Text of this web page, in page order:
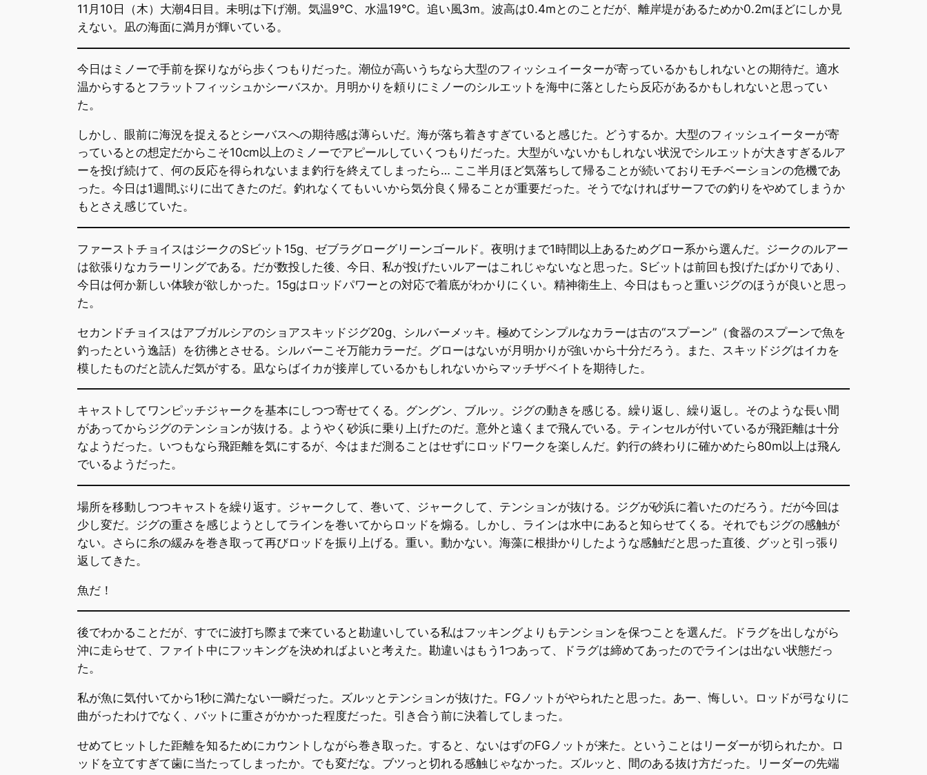
11月10日（木）大潮4日目。未明は下げ潮。気温9℃、水温19℃。追い風3m。波高は0.4mとのことだが、離岸堤があるためか0.2mほどにしか見
えない。凪の海面に満月が輝いている。
今日はミノーで手前を探りながら歩くつもりだった。潮位が高いうちなら大型のフィッシュイーターが寄っているかもしれないとの期待だ。適水
温からするとフラットフィッシュかシーバスか。月明かりを頼りにミノーのシルエットを海中に落としたら反応があるかもしれないと思ってい
た。
しかし、眼前に海況を捉えるとシーバスへの期待感は薄らいだ。海が落ち着きすぎていると感じた。どうするか。大型のフィッシュイーターが寄
っているとの想定だからこそ10cm以上のミノーでアピールしていくつもりだった。大型がいないかもしれない状況でシルエットが大きすぎるルア
ーを投げ続けて、何の反応を得られないまま釣行を終えてしまったら… ここ半月ほど気落ちして帰ることが続いておりモチベーションの危機であ
った。今日は1週間ぶりに出てきたのだ。釣れなくてもいいから気分良く帰ることが重要だった。そうでなければサーフでの釣りをやめてしまうか
もとさえ感じていた。
ファーストチョイスはジークのSビット15g、ゼブラグローグリーンゴールド。夜明けまで1時間以上あるためグロー系から選んだ。ジークのルアー
は欲張りなカラーリングである。だが数投した後、今日、私が投げたいルアーはこれじゃないなと思った。Sビットは前回も投げたばかりであり、
今日は何か新しい体験が欲しかった。15gはロッドパワーとの対応で着底がわかりにくい。精神衛生上、今日はもっと重いジグのほうが良いと思っ
た。
セカンドチョイスはアブガルシアのショアスキッドジグ20g、シルバーメッキ。極めてシンプルなカラーは古の“スプーン”（食器のスプーンで魚を
釣ったという逸話）を彷彿とさせる。シルバーこそ万能カラーだ。グローはないが月明かりが強いから十分だろう。また、スキッドジグはイカを
模したものだと読んだ気がする。凪ならばイカが接岸しているかもしれないからマッチザベイトを期待した。
キャストしてワンピッチジャークを基本にしつつ寄せてくる。グングン、ブルッ。ジグの動きを感じる。繰り返し、繰り返し。そのような長い間
があってからジグのテンションが抜ける。ようやく砂浜に乗り上げたのだ。意外と遠くまで飛んでいる。ティンセルが付いているが飛距離は十分
なようだった。いつもなら飛距離を気にするが、今はまだ測ることはせずにロッドワークを楽しんだ。釣行の終わりに確かめたら80m以上は飛ん
でいるようだった。
場所を移動しつつキャストを繰り返す。ジャークして、巻いて、ジャークして、テンションが抜ける。ジグが砂浜に着いたのだろう。だが今回は
少し変だ。ジグの重さを感じようとしてラインを巻いてからロッドを煽る。しかし、ラインは水中にあると知らせてくる。それでもジグの感触が
ない。さらに糸の緩みを巻き取って再びロッドを振り上げる。重い。動かない。海藻に根掛かりしたような感触だと思った直後、グッと引っ張り
返してきた。
魚だ！
後でわかることだが、すでに波打ち際まで来ていると勘違いしている私はフッキングよりもテンションを保つことを選んだ。ドラグを出しながら
沖に走らせて、ファイト中にフッキングを決めればよいと考えた。勘違いはもう1つあって、ドラグは締めてあったのでラインは出ない状態だっ
た。
私が魚に気付いてから1秒に満たない一瞬だった。ズルッとテンションが抜けた。FGノットがやられたと思った。あー、悔しい。ロッドが弓なりに
曲がったわけでなく、バットに重さがかかった程度だった。引き合う前に決着してしまった。
せめてヒットした距離を知るためにカウントしながら巻き取った。すると、ないはずのFGノットが来た。ということはリーダーが切られたか。ロ
ッドを立てすぎて歯に当たってしまったか。でも変だな。ブツっと切れる感触じゃなかった。ズルッと、間のある抜け方だった。リーダーの先端